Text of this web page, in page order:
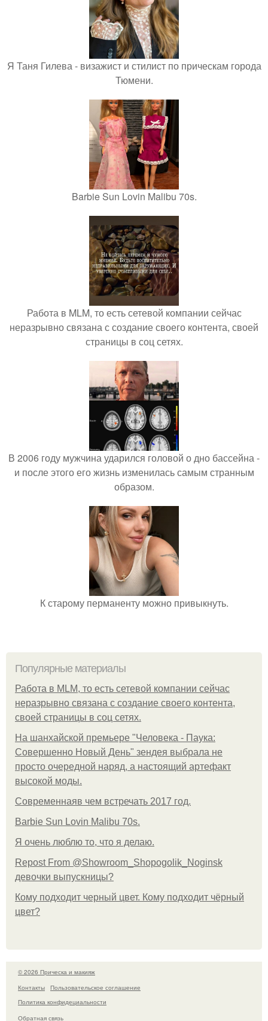
Я Таня Гилева - визажист и стилист по прическам города
Тюмени.
Barbie Sun Lovin Malibu 70s.
Работа в MLM, то есть сетевой компании сейчас
неразрывно связана с создание своего контента, своей
страницы в соц сетях.
В 2006 году мужчина ударился головой о дно бассейна -
и после этого его жизнь изменилась самым странным
образом.
К старому перманенту можно привыкнуть.
Популярные материалы
Работа в MLM, то есть сетевой компании сейчас
неразрывно связана с создание своего контента,
своей страницы в соц сетях.
На шанхайской премьере "Человека - Паука:
Совершенно Новый День" зендея выбрала не
просто очередной наряд, а настоящий артефакт
высокой моды.
Современнаяв чем встречать 2017 год.
Barbie Sun Lovin Malibu 70s.
Я очень люблю то, что я делаю.
Repost From @Showroom_Shopogolik_Noginsk
девочки выпускницы?
Кому подходит черный цвет. Кому подходит чёрный
цвет?
© 2026 Прическа и макияж
Контакты
Пользовательское соглашение
Политика конфидециальности
Обратная связь